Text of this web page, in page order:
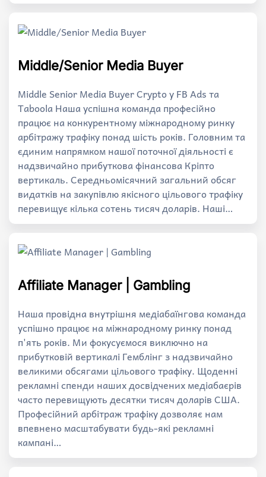
Middle/Senior Media Buyer
Middle Senior Media Buyer Crypto у FB Ads та
Taboola Наша успішна команда професійно
працює на конкурентному міжнародному ринку
арбітражу трафіку понад шість років. Головним та
єдиним напрямком нашої поточної діяльності є
надзвичайно прибуткова фінансова Кріпто
вертикаль. Середньомісячний загальний обсяг
видатків на закупівлю якісного цільового трафіку
перевищує кілька сотень тисяч доларів. Наші…
Affiliate Manager | Gambling
Наша провідна внутрішня медіабаїнгова команда
успішно працює на міжнародному ринку понад
п'ять років. Ми фокусуємося виключно на
прибутковій вертикалі Гемблінг з надзвичайно
великими обсягами цільового трафіку. Щоденні
рекламні спенди наших досвідчених медіабаєрів
часто перевищують десятки тисяч доларів США.
Професійний арбітраж трафіку дозволяє нам
впевнено масштабувати будь-які рекламні
кампані…